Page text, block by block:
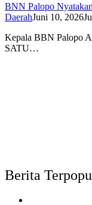
BNN Palopo
DaerahJuni 10, 2026
Kepala BBN Palopo
SATU…
Berita